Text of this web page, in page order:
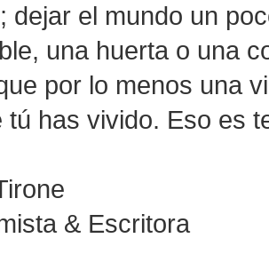
dejar el mundo un
una huerta o una
por lo menos una
tú has vivido. Eso es
& Escritora